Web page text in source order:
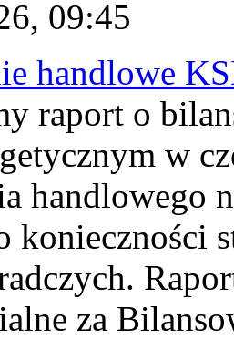
09:45
handlowe
raport o
w
handlowego
konieczności
za